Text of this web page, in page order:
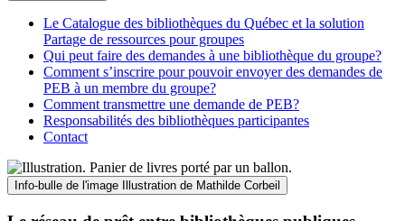
Le Catalogue des bibliothèques du Québec et la solution
Partage de ressources pour groupes
Qui peut faire des demandes à une bibliothèque du groupe?
Comment s’inscrire pour pouvoir envoyer des demandes de
PEB à un membre du groupe?
Comment transmettre une demande de PEB?
Responsabilités des bibliothèques participantes
Contact
Info-bulle de l'image Illustration de Mathilde Corbeil